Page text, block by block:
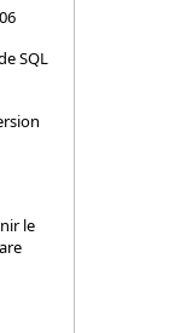
SQL
le